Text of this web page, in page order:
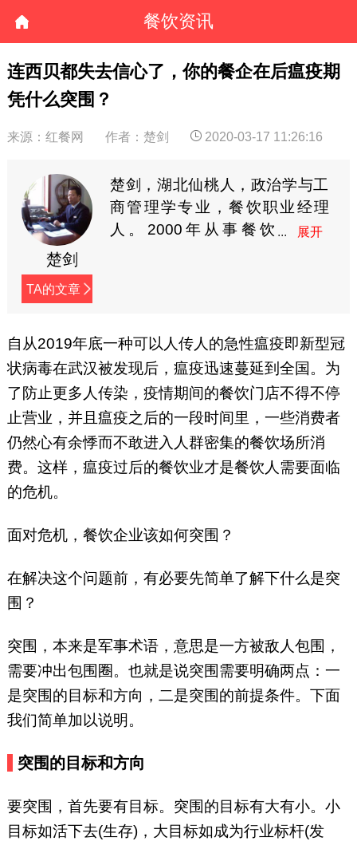
餐饮资讯
连西贝都失去信心了，你的餐企在后瘟疫期
凭什么突围？
来源：红餐网 作者：楚剑 2020-03-17 11:26:16
楚剑
TA的文章
楚剑，湖北仙桃人，政治学与工
商管理学专业，餐饮职业经理
人。2000年从事餐饮
微信号：cn18931226
自从2019年底一种可以人传人的急性瘟疫即新型冠
状病毒在武汉被发现后，瘟疫迅速蔓延到全国。为
了防止更多人传染，疫情期间的餐饮门店不得不停
止营业，并且瘟疫之后的一段时间里，一些消费者
仍然心有余悸而不敢进入人群密集的餐饮场所消
费。这样，瘟疫过后的餐饮业才是餐饮人需要面临
的危机。
面对危机，餐饮企业该如何突围？
在解决这个问题前，有必要先简单了解下什么是突
围？
突围，本来是军事术语，意思是一方被敌人包围，
需要冲出包围圈。也就是说突围需要明确两点：一
是突围的目标和方向，二是突围的前提条件。下面
我们简单加以说明。
突围的目标和方向
要突围，首先要有目标。突围的目标有大有小。小
目标如活下去(生存)，大目标如成为行业标杆(发